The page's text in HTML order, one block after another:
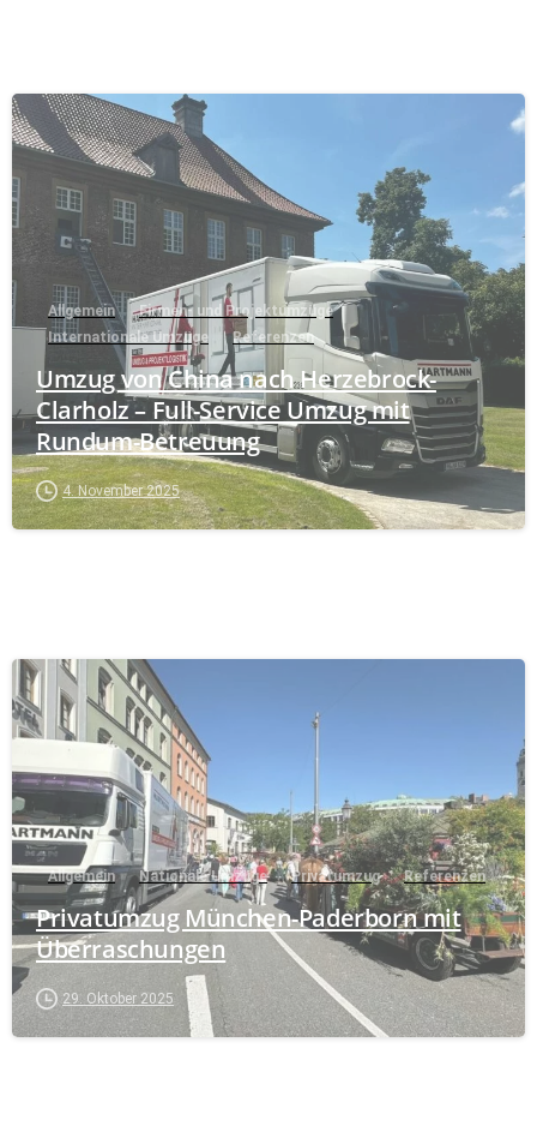
Allgemein
Firmen- und Projektumzüge
Internationale Umzüge
Referenzen
Umzug von China nach Herzebrock-
Clarholz – Full-Service Umzug mit
Rundum-Betreuung
4. November 2025
Allgemein Nationale Umzüge Privatumzug Referenzen
Privatumzug München-Paderborn mit
Überraschungen
29. Oktober 2025